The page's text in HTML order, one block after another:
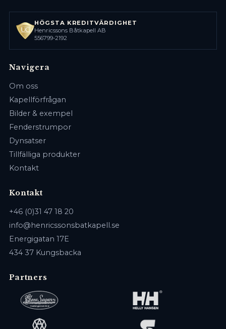
HÖGSTA KREDITVÄRDIGHET
Henricssons Båtkapell AB
556799-2192
Navigera
Om oss
Kapellförfrågan
Bilder & exempel
Fenderstrumpor
Dynsatser
Tillfälliga produkter
Kontakt
Kontakt
+46 (0)31 47 18 20
info@henricssonsbatkapell.se
Energigatan 17E
434 37 Kungsbacka
Partners